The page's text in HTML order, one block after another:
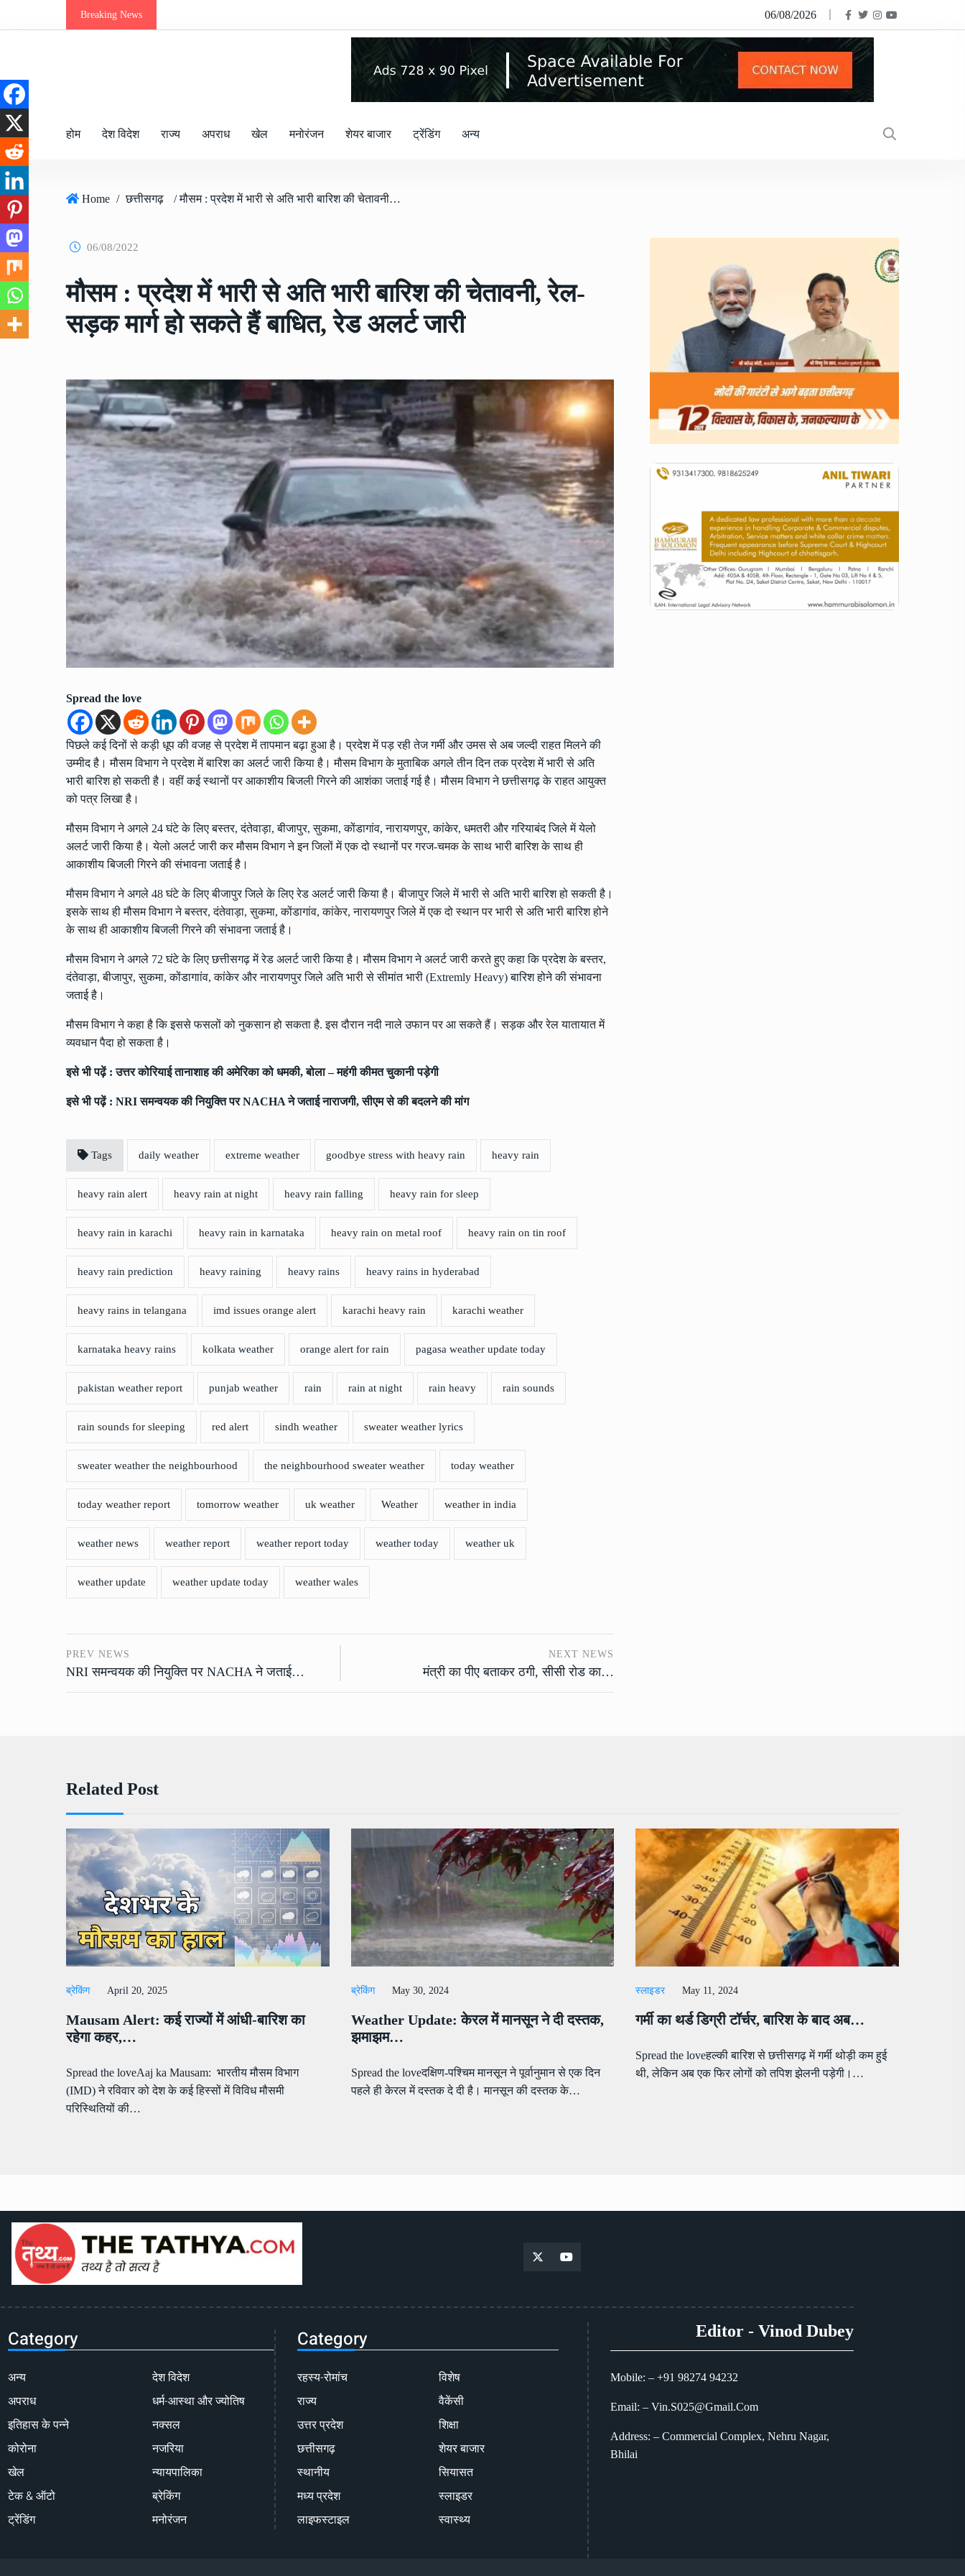
Breaking News 06/08/2026
होम देश विदेश राज्य अपराध खेल मनोरंजन शेयर बाजार ट्रेंडिंग अन्य
Home / छत्तीसगढ़ / मौसम : प्रदेश में भारी से अति भारी बारिश की चेतावनी, रेल-सड़क मार्ग हो सकते हैं बाधित, रेड अलर्ट जारी
06/08/2022
मौसम : प्रदेश में भारी से अति भारी बारिश की चेतावनी, रेल-
सड़क मार्ग हो सकते हैं बाधित, रेड अलर्ट जारी
Spread the love
पिछले कई दिनों से कड़ी धूप की वजह से प्रदेश में तापमान बढ़ा हुआ है। प्रदेश में पड़ रही तेज गर्मी और उमस से अब जल्दी राहत मिलने की
उम्मीद है। मौसम विभाग ने प्रदेश में बारिश का अलर्ट जारी किया है। मौसम विभाग के मुताबिक अगले तीन दिन तक प्रदेश में भारी से अति
भारी बारिश हो सकती है। वहीं कई स्थानों पर आकाशीय बिजली गिरने की आशंका जताई गई है। मौसम विभाग ने छत्तीसगढ़ के राहत आयुक्त
को पत्र लिखा है।
मौसम विभाग ने अगले 24 घंटे के लिए बस्तर, दंतेवाड़ा, बीजापुर, सुकमा, कोंडागांव, नारायणपुर, कांकेर, धमतरी और गरियाबंद जिले में येलो
अलर्ट जारी किया है। येलो अलर्ट जारी कर मौसम विभाग ने इन जिलों में एक दो स्थानों पर गरज-चमक के साथ भारी बारिश के साथ ही
आकाशीय बिजली गिरने की संभावना जताई है।
मौसम विभाग ने अगले 48 घंटे के लिए बीजापुर जिले के लिए रेड अलर्ट जारी किया है। बीजापुर जिले में भारी से अति भारी बारिश हो सकती है।
इसके साथ ही मौसम विभाग ने बस्तर, दंतेवाड़ा, सुकमा, कोंडागांव, कांकेर, नारायणपुर जिले में एक दो स्थान पर भारी से अति भारी बारिश होने
के साथ ही आकाशीय बिजली गिरने की संभावना जताई है।
मौसम विभाग ने अगले 72 घंटे के लिए छत्तीसगढ़ में रेड अलर्ट जारी किया है। मौसम विभाग ने अलर्ट जारी करते हुए कहा कि प्रदेश के बस्तर,
दंतेवाड़ा, बीजापुर, सुकमा, कोंडागाांव, कांकेर और नारायणपुर जिले अति भारी से सीमांत भारी (Extremly Heavy) बारिश होने की संभावना
जताई है।
मौसम विभाग ने कहा है कि इससे फसलों को नुकसान हो सकता है. इस दौरान नदी नाले उफान पर आ सकते हैं। सड़क और रेल यातायात में
व्यवधान पैदा हो सकता है।
इसे भी पढ़ें :उत्तर कोरियाई तानाशाह की अमेरिका को धमकी, बोला – महंगी कीमत चुकानी पड़ेगी
इसे भी पढ़ें : NRI समन्वयक की नियुक्ति पर NACHA ने जताई नाराजगी, सीएम से की बदलने की मांग
Tags daily weather extreme weather goodbye stress with heavy rain heavy rain
heavy rain alert heavy rain at night heavy rain falling heavy rain for sleep
heavy rain in karachi heavy rain in karnataka heavy rain on metal roof heavy rain on tin roof
heavy rain prediction heavy raining heavy rains heavy rains in hyderabad
heavy rains in telangana imd issues orange alert karachi heavy rain karachi weather
karnataka heavy rains kolkata weather orange alert for rain pagasa weather update today
pakistan weather report punjab weather rain rain at night rain heavy rain sounds
rain sounds for sleeping red alert sindh weather sweater weather lyrics
sweater weather the neighbourhood the neighbourhood sweater weather today weather
today weather report tomorrow weather uk weather Weather weather in india
weather news weather report weather report today weather today weather uk
weather update weather update today weather wales
PREV NEWS
NRI समन्वयक की नियुक्ति पर NACHA ने जताई…
NEXT NEWS
मंत्री का पीए बताकर ठगी, सीसी रोड का…
Related Post
ब्रेकिंग April 20, 2025
Mausam Alert: कई राज्यों में आंधी-बारिश का
रहेगा कहर,…
Spread the loveAaj ka Mausam: भारतीय मौसम विभाग
(IMD) ने रविवार को देश के कई हिस्सों में विविध मौसमी
परिस्थितियों की…
ब्रेकिंग May 30, 2024
Weather Update: केरल में मानसून ने दी दस्तक,
झमाझम…
Spread the loveदक्षिण-पश्चिम मानसून ने पूर्वानुमान से एक दिन
पहले ही केरल में दस्तक दे दी है। मानसून की दस्तक के…
स्लाइडर May 11, 2024
गर्मी का थर्ड डिग्री टॉर्चर, बारिश के बाद अब…
Spread the loveहल्की बारिश से छत्तीसगढ़ में गर्मी थोड़ी कम हुई
थी, लेकिन अब एक फिर लोगों को तपिश झेलनी पड़ेगी।…
Category
अन्य
अपराध
इतिहास के पन्ने
कोरोना
खेल
टेक & ऑटो
ट्रेंडिंग
देश विदेश
धर्म-आस्था और ज्योतिष
नक्सल
नजरिया
न्यायपालिका
ब्रेकिंग
मनोरंजन
Category
रहस्य-रोमांच
राज्य
उत्तर प्रदेश
छत्तीसगढ़
स्थानीय
मध्य प्रदेश
लाइफस्टाइल
विशेष
वैकेंसी
शिक्षा
शेयर बाजार
सियासत
स्लाइडर
स्वास्थ्य
Editor - Vinod Dubey
Mobile: – +91 98274 94232
Email: – Vin.S025@Gmail.Com
Address: – Commercial Complex, Nehru Nagar,
Bhilai